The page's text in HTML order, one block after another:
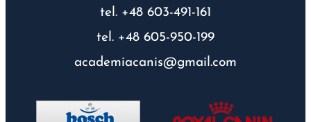
tel. +48 603-491-161
tel. +48 605-950-199
academiacanis@gmail.com